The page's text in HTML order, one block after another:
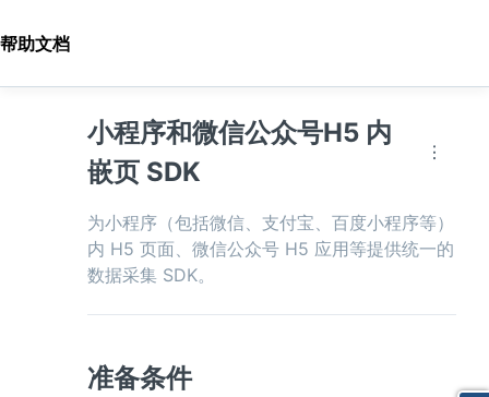
帮助文档
小程序和微信公众号H5 内
嵌页 SDK
为小程序（包括微信、支付宝、百度小程序等）
内 H5 页面、微信公众号 H5 应用等提供统一的
数据采集 SDK。
准备条件